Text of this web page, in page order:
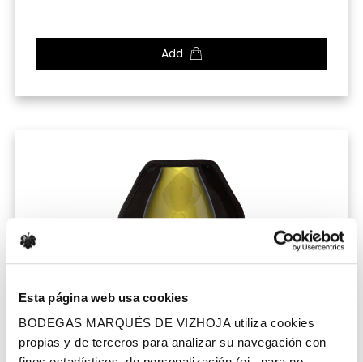
Esta página web usa cookies
BODEGAS MARQUÉS DE VIZHOJA utiliza cookies
propias y de terceros para analizar su navegación con
Add